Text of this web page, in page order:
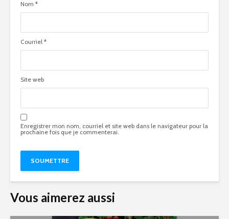
Nom *
Courriel *
Site web
Enregistrer mon nom, courriel et site web dans le navigateur pour la
prochaine fois que je commenterai.
Vous aimerez aussi